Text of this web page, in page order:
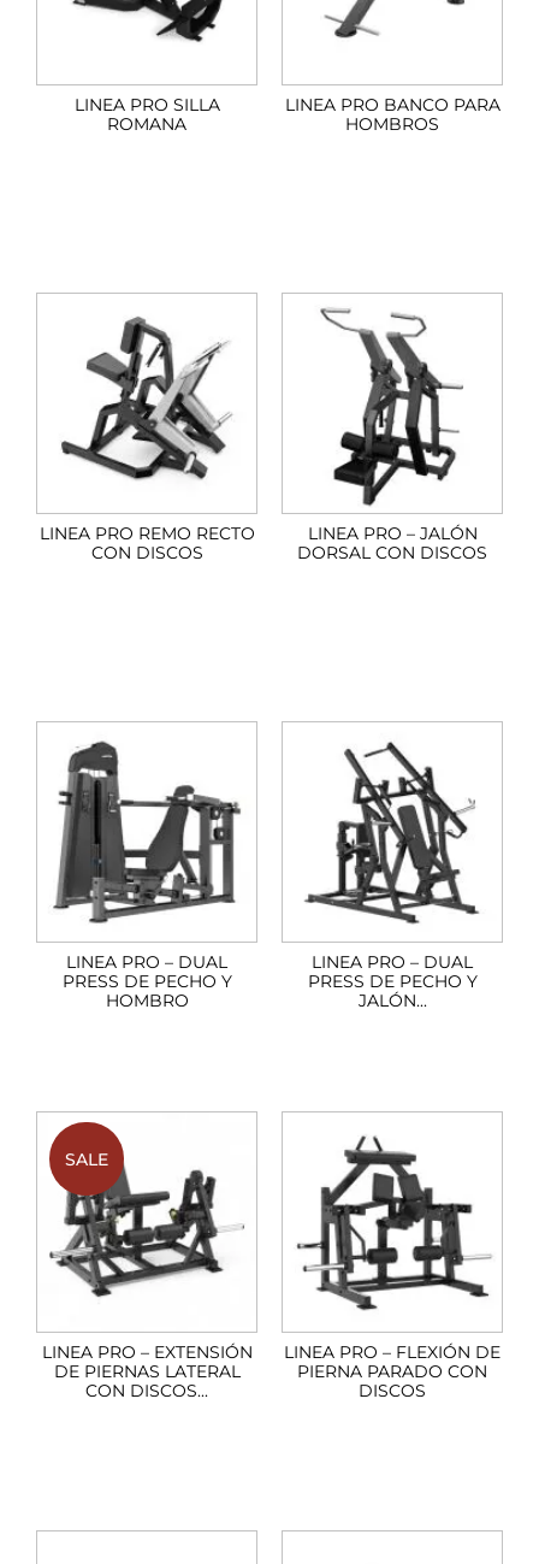
LINEA PRO SILLA
ROMANA
LINEA PRO BANCO PARA
HOMBROS
LINEA PRO REMO RECTO
CON DISCOS
LINEA PRO – JALÓN
DORSAL CON DISCOS
LINEA PRO – DUAL
PRESS DE PECHO Y
HOMBRO
LINEA PRO – DUAL
PRESS DE PECHO Y
JALÓN...
SALE
LINEA PRO – EXTENSIÓN
DE PIERNAS LATERAL
CON DISCOS...
LINEA PRO – FLEXIÓN DE
PIERNA PARADO CON
DISCOS